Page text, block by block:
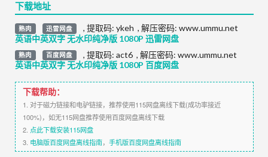
下载地址
熟肉 迅雷网盘
英语中英双字 无水印纯净版 1080P 迅雷网盘
, 提取码: ykeh , 解压密码: www.ummu.net
熟肉 百度网盘
英语中英双字 无水印纯净版 1080P 百度网盘
, 提取码: act6, 解压密码: www.ummu.net
下载帮助：
1. 对于磁力链接和电驴链接，推荐使用115网盘离线下载(成功率接近
100%)，如无115网盘推荐使用百度网盘离线下载
2. 点此下载安装115网盘
3. 电脑版百度网盘离线指南， 手机版百度网盘离线指南